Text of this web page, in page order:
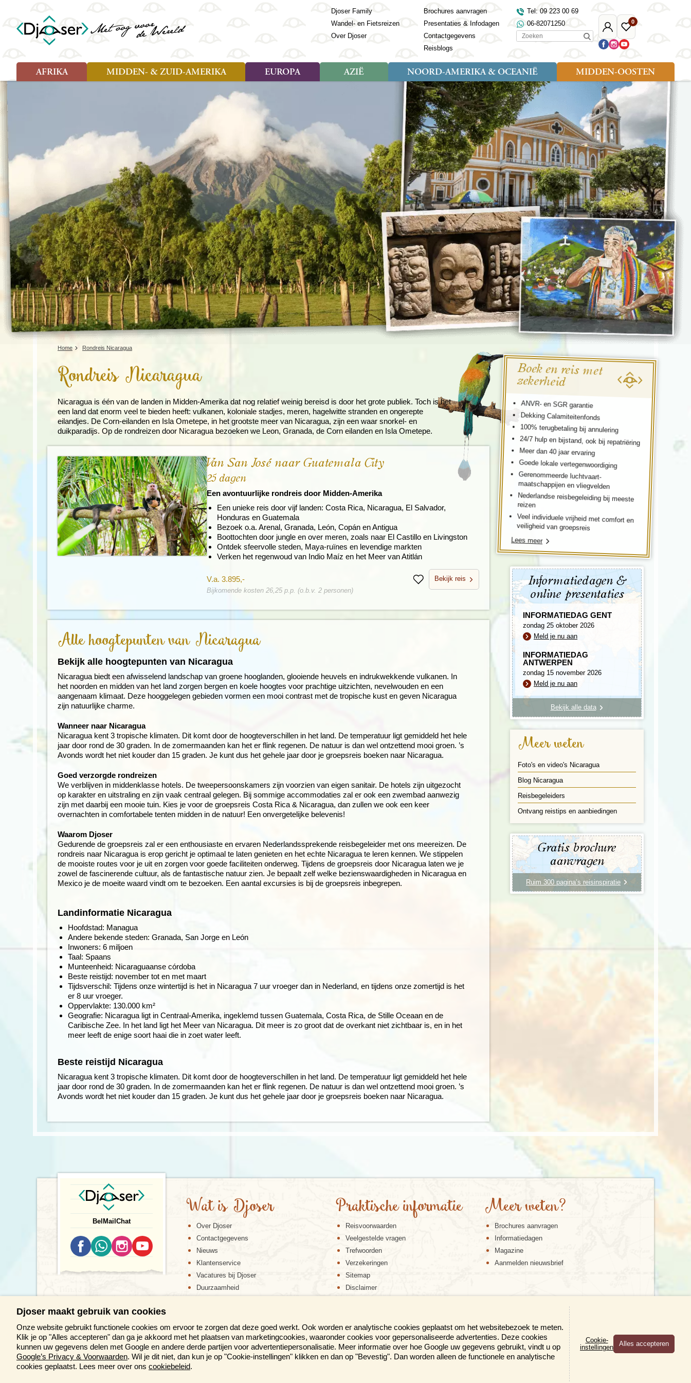
Mijn
Djoser
0
Favoriete
reizen
Djoser Family
Wandel- en Fietsreizen
Over Djoser
Brochures aanvragen
Presentaties & Infodagen
Contactgegevens
Reisblogs
Tel: 09 223 00 69
06-82071250
Zoeken
AFRIKA
Cultuur (3)
Natuur (6)
Voodoo in Benin en Togo, 16
dagen
Egypte
Ghana
Kaapverdië
Kenia
Madagaskar
Malawi
Marokko
Mauritius
Sao Tomé en Principe
Tanzania
Togo
Zambia
Zanzibar
Zimbabwe
Zuid-Afrika
MIDDEN- & ZUID-AMERIKA
Cultuur (9)
Amazone
Argentinië
Bolivia
Brazilië
Chili
Colombia
Costa Rica
Cuba
Ecuador
El Salvador
Guatemala
Honduras
Nicaragua
Paaseiland
Paraguay
Peru
Suriname
EUROPA
Fietsreis (8)
Wandelreis (23)
Cultuur (12)
Natuur (3)
Azoren
Balkan
Baltische Staten
Bosnië en Herzegovina
Bulgarije
Engeland
Estland
Finland
Frankrijk
Georgië
Griekenland
IJsland
Ierland
Italië
Kaapverdië
Kosovo
Kroatië
Lapland
Letland
Litouwen
Madeira
Montenegro
Noorwegen
Polen
Portugal
Roemenië
Sardinië
Schotland
Servië
Spanje
Turkije
Verenigd Koninkrijk
Wales
AZIË
Fietsreis (3)
Cultuur (28)
Nieuwe reizen
Rondreis China & Tibet, 42
dagen
Rondreis Sulawesi &
Molukken, 22 dagen
Landen
Bangladesh
Bhutan
Cambodja
China
Filipijnen
India
Indochina
Indonesië
Japan
Jordanië
Kazachstan
Kirgizië
Laos
Malediven
Maleisië
Mongolië
Nepal
Oezbekistan
Singapore
Sri Lanka
Taiwan
Thailand
Tibet
Turkmenistan
Vietnam
Zijderoute
Zuid-Korea
NOORD-AMERIKA & OCEANIË
Soort reizen
Rondreis (7)
Familiereis (2)
Natuur (5)
Landen
Alaska
Australië
Canada
Nieuw-Zeeland
Verenigde Staten
MIDDEN-OOSTEN
Soort reizen
Rondreis (18)
Familiereis (9)
Fietsreis (1)
Wandelreis (3)
Cultuur (8)
Landen
Egypte
Jordanië
Marokko
Oman
Saoedi-Arabië
Tunesië
Turkije
Home Rondreis Nicaragua
Rondreis Nicaragua
Nicaragua is één van de landen in Midden-Amerika dat nog relatief weinig bereisd is door het grote publiek. Toch is het
een land dat enorm veel te bieden heeft: vulkanen, koloniale stadjes, meren, hagelwitte stranden en ongerepte
eilandjes. De Corn-eilanden en Isla Ometepe, in het grootste meer van Nicaragua, zijn een waar snorkel- en
duikparadijs. Op de rondreizen door Nicaragua bezoeken we Leon, Granada, de Corn eilanden en Isla Ometepe.
Van San José naar Guatemala City
25 dagen
Een avontuurlijke rondreis door Midden-Amerika
Een unieke reis door vijf landen: Costa Rica, Nicaragua, El Salvador,
Honduras en Guatemala
Bezoek o.a. Arenal, Granada, León, Copán en Antigua
Boottochten door jungle en over meren, zoals naar El Castillo en Livingston
Ontdek sfeervolle steden, Maya-ruïnes en levendige markten
Verken het regenwoud van Indio Maíz en het Meer van Atitlán
V.a. 3.895,- BewarenBekijk reis
Bijkomende kosten 26,25 p.p. (o.b.v. 2 personen)
Alle hoogtepunten van Nicaragua
Bekijk alle hoogtepunten van Nicaragua
Nicaragua biedt een afwisselend landschap van groene hooglanden, glooiende heuvels en indrukwekkende vulkanen. In
het noorden en midden van het land zorgen bergen en koele hoogtes voor prachtige uitzichten, nevelwouden en een
aangenaam klimaat. Deze hooggelegen gebieden vormen een mooi contrast met de tropische kust en geven Nicaragua
zijn natuurlijke charme.
Wanneer naar Nicaragua
Nicaragua kent 3 tropische klimaten. Dit komt door de hoogteverschillen in het land. De temperatuur ligt gemiddeld het hele
jaar door rond de 30 graden. In de zomermaanden kan het er flink regenen. De natuur is dan wel ontzettend mooi groen. ’s
Avonds wordt het niet kouder dan 15 graden. Je kunt dus het gehele jaar door je groepsreis boeken naar Nicaragua.
Goed verzorgde rondreizen
We verblijven in middenklasse hotels. De tweepersoonskamers zijn voorzien van eigen sanitair. De hotels zijn uitgezocht
op karakter en uitstraling en zijn vaak centraal gelegen. Bij sommige accommodaties zal er ook een zwembad aanwezig
zijn met daarbij een mooie tuin. Kies je voor de groepsreis Costa Rica & Nicaragua, dan zullen we ook een keer
overnachten in comfortabele tenten midden in de natuur! Een onvergetelijke belevenis!
Waarom Djoser
Gedurende de groepsreis zal er een enthousiaste en ervaren Nederlandssprekende reisbegeleider met ons meereizen. De
rondreis naar Nicaragua is erop gericht je optimaal te laten genieten en het echte Nicaragua te leren kennen. We stippelen
de mooiste routes voor je uit en zorgen voor goede faciliteiten onderweg. Tijdens de groepsreis door Nicaragua laten we je
zowel de fascinerende cultuur, als de fantastische natuur zien. Je bepaalt zelf welke bezienswaardigheden in Nicaragua en
Mexico je de moeite waard vindt om te bezoeken. Een aantal excursies is bij de groepsreis inbegrepen.
Landinformatie Nicaragua
Hoofdstad: Managua
Andere bekende steden: Granada, San Jorge en León
Inwoners: 6 miljoen
Taal: Spaans
Munteenheid: Nicaraguaanse córdoba
Beste reistijd: november tot en met maart
Tijdsverschil: Tijdens onze wintertijd is het in Nicaragua 7 uur vroeger dan in Nederland, en tijdens onze zomertijd is het
er 8 uur vroeger.
Oppervlakte: 130.000 km²
Geografie: Nicaragua ligt in Centraal-Amerika, ingeklemd tussen Guatemala, Costa Rica, de Stille Oceaan en de
Caribische Zee. In het land ligt het Meer van Nicaragua. Dit meer is zo groot dat de overkant niet zichtbaar is, en in het
meer leeft de enige soort haai die in zoet water leeft.
Beste reistijd Nicaragua
Nicaragua kent 3 tropische klimaten. Dit komt door de hoogteverschillen in het land. De temperatuur ligt gemiddeld het hele
jaar door rond de 30 graden. In de zomermaanden kan het er flink regenen. De natuur is dan wel ontzettend mooi groen. ’s
Avonds wordt het niet kouder dan 15 graden. Je kunt dus het gehele jaar door je groepsreis boeken naar Nicaragua.
Boek en reis met
zekerheid
ANVR- en SGR garantie
Dekking Calamiteitenfonds
100% terugbetaling bij annulering
24/7 hulp en bijstand, ook bij repatriëring
Meer dan 40 jaar ervaring
Goede lokale vertegenwoordiging
Gerenommeerde luchtvaart-
maatschappijen en vliegvelden
Nederlandse reisbegeleiding bij meeste
reizen
Veel individuele vrijheid met comfort en
veiligheid van groepsreis
Lees meer
Informatiedagen &
online presentaties
INFORMATIEDAG GENT
zondag 25 oktober 2026
Meld je nu aan
INFORMATIEDAG
ANTWERPEN
zondag 15 november 2026
Meld je nu aan
Bekijk alle data
Meer weten
Foto's en video's Nicaragua
Blog Nicaragua
Reisbegeleiders
Ontvang reistips en aanbiedingen
Gratis brochure
aanvragen
Ruim 300 pagina’s reisinspiratie
BelMailChat
Wat is Djoser
Over Djoser
Contactgegevens
Nieuws
Klantenservice
Vacatures bij Djoser
Duurzaamheid
Praktische informatie
Reisvoorwaarden
Veelgestelde vragen
Trefwoorden
Verzekeringen
Sitemap
Disclaimer
Reis en boek met Djoser zekerheid
Meer weten?
Brochures aanvragen
Informatiedagen
Magazine
Aanmelden nieuwsbrief
Djoser maakt gebruik van cookies
Onze website gebruikt functionele cookies om ervoor te zorgen dat deze goed werkt. Ook worden er analytische cookies geplaatst om het websitebezoek te meten.
Klik je op "Alles accepteren" dan ga je akkoord met het plaatsen van marketingcookies, waaronder cookies voor gepersonaliseerde advertenties. Deze cookies
kunnen uw gegevens delen met Google en andere derde partijen voor advertentiepersonalisatie. Meer informatie over hoe Google uw gegevens gebruikt, vindt u op
Google’s Privacy & Voorwaarden. Wil je dit niet, dan kun je op "Cookie-instellingen" klikken en dan op "Bevestig". Dan worden alleen de functionele en analytische
cookies geplaatst. Lees meer over ons cookiebeleid.
Cookie-
instellingen
DE DJOSER BROCHURE AL IN HUIS?
×